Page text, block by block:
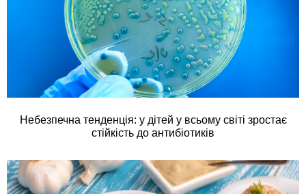
Небезпечна тенденція: у дітей у всьому світі зростає
стійкість до антибіотиків